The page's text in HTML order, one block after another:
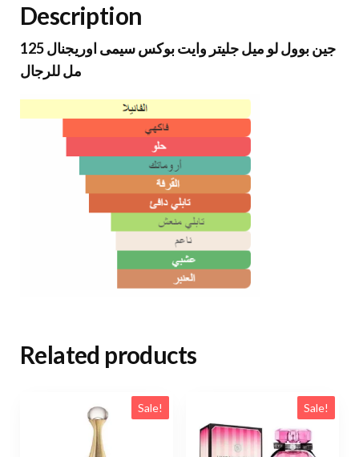
Description
جين بوول لو ميل جليتر وايت بوكس سيمى اوريجنال 125
مل للرجال
Related products
Sale! Sale!